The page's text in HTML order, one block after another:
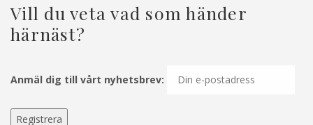
Vill du veta vad som händer
härnäst?
Anmäl dig till vårt nyhetsbrev: